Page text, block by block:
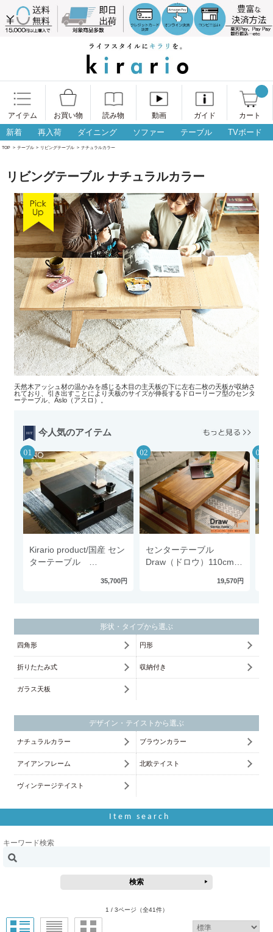
アイテム お買い物 読み物 動画 ガイド カート
新着 再入荷 ダイニング ソファー テーブル TVボード
TOP > テーブル > リビングテーブル > ナチュラルカラー
リビングテーブル ナチュラルカラー
天然木アッシュ材の温かみを感じる木目の主天板の下に左右二枚の天板が収納さ
れており、引き出すことにより天板のサイズが伸長するドローリーフ型のセンタ
ーテーブル、Aslo（アスロ）。
今人気のアイテム
Kirario product/国産 セン
ターテーブル
35,700円
センターテーブル
Draw（ドロウ）110cmタ
19,570円
形状・タイプから選ぶ
四角形 円形
折りたたみ式 収納付き
ガラス天板
デザイン・テイストから選ぶ
ナチュラルカラー ブラウンカラー
アイアンフレーム 北欧テイスト
ヴィンテージテイスト
Item search
キーワード検索
1 / 3ページ （全41件）